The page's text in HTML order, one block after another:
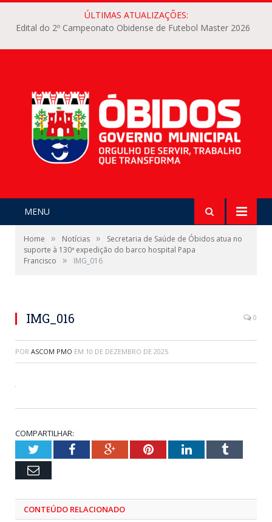
ÚLTIMAS ATUALIZAÇÕES:
Edital do 2º Campeonato Obidense de Futebol Master 2026
MENU
Home » Notícias »
Secretaria de Saúde de Óbidos atua no
suporte à 130ª expedição do barco hospital Papa
Francisco
» IMG_016
IMG_016 0
POR ASCOM PMO EM 10 DE DEZEMBRO DE 2025
COMPARTILHAR:
TwitterFacebookGoogle+PinterestLinkedInTumblr
Email
CONTEÚDO RELACIONADO